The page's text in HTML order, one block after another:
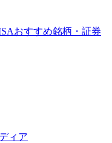
おすすめ銘柄・証券
ィア